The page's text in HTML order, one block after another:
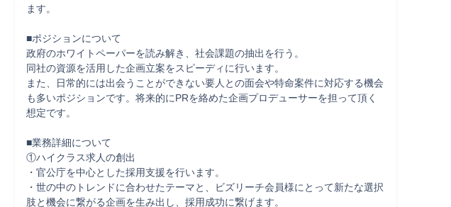
ます。
■ポジションについて
政府のホワイトペーパーを読み解き、社会課題の抽出を行う。
同社の資源を活用した企画立案をスピーディに行います。
また、日常的には出会うことができない要人との面会や特命案件に対応する機会
も多いポジションです。将来的にPRを絡めた企画プロデューサーを担って頂く
想定です。
■業務詳細について
①ハイクラス求人の創出
・官公庁を中心とした採用支援を行います。
・世の中のトレンドに合わせたテーマと、ビズリーチ会員様にとって新たな選択
肢と機会に繋がる企画を生み出し、採用成功に繋げます。